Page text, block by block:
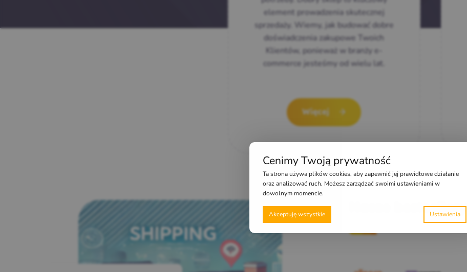
element prowadzenia skutecznej
sprzedaży. Wiemy, jak budować dobre
doświadczenia zakupowe Twoich
Klientów, ponieważ w branży e-
commerce jesteśmy od wielu lat.
Więcej
Nasze bestsellery
Cenimy Twoją prywatność
Ta strona używa plików cookies, aby zapewnić jej prawidłowe działanie
oraz analizować ruch. Możesz zarządzać swoimi ustawieniami w
dowolnym momencie.
Akceptuję wszystkie